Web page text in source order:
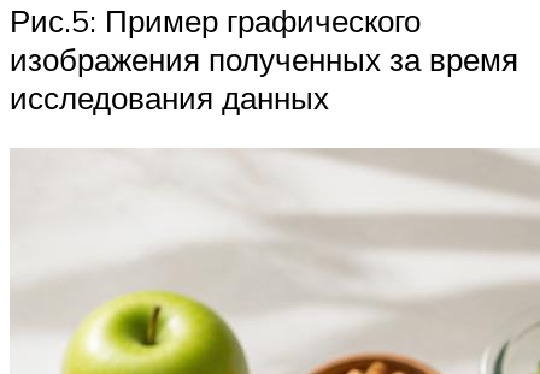
Рис.5: Пример графического
изображения полученных за время
исследования данных